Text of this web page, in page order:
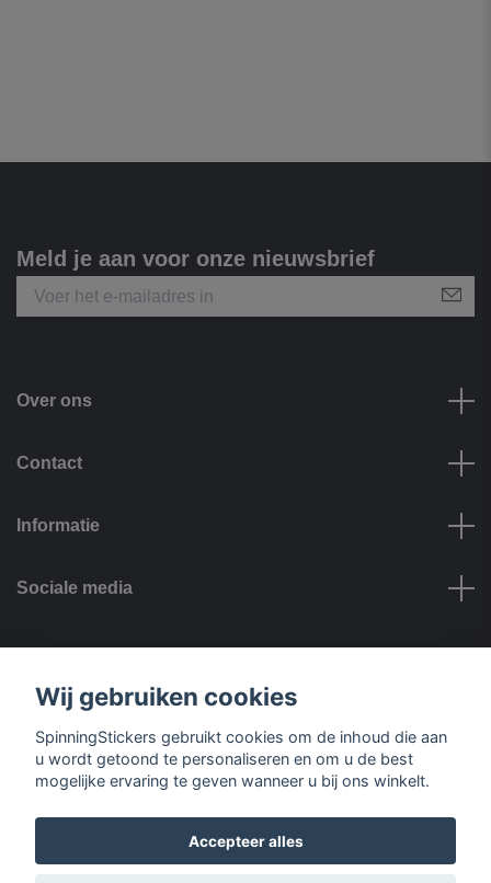
Meld je aan voor onze nieuwsbrief
Over ons
Contact
Informatie
Sociale media
Betalingsmogelijkheden
Wij gebruiken cookies
SpinningStickers gebruikt cookies om de inhoud die aan
u wordt getoond te personaliseren en om u de best
mogelijke ervaring te geven wanneer u bij ons winkelt.
Accepteer alles